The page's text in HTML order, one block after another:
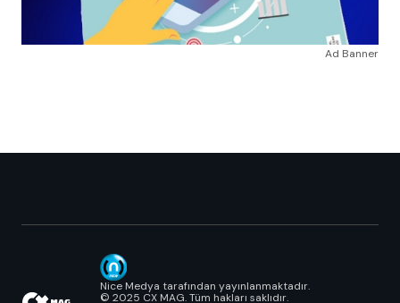
Ad Banner
Nice Medya tarafından yayınlanmaktadır.
© 2025 CX MAG. Tüm hakları saklıdır.